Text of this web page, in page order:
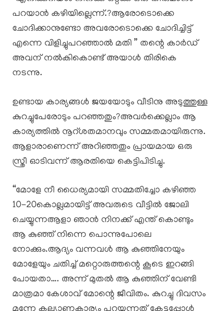
പറയാൻ കഴിയില്ലെന്ന്.?ആരോടൊക്കെ
ചോദിക്കാനുണ്ടോ അവരോടൊക്കെ ചോദിച്ചിട്ട്
എന്നെ വിളിച്ചുപറഞ്ഞാൽ മതി ” തന്റെ കാർഡ്
അവന് നൽകികൊണ്ട് അയാൾ തിരികെ
നടന്നു.
ഉണ്ടായ കാര്യങ്ങൾ ജയയോടും വീടിനു അടുത്തുള്ള
കുറച്ചുപേരോടും പറഞ്ഞതും?അവർക്കെല്ലാം ആ
കാര്യത്തിൽ നൂറ്ശതമാനവും സമ്മതമായിരുന്നു.
ആളാരാണെന്ന് അറിഞ്ഞതും പ്രായമായ ഒരു
സ്ത്രീ ഓടിവന്ന് ആരതിയെ കെട്ടിപിടിച്ചു.
“മോളേ നീ ധൈര്യമായി സമ്മതിച്ചോ കഴിഞ്ഞ
10-20കൊല്ലമായിട്ട് അവരുടെ വീട്ടിൽ ജോലി
ചെയ്യുന്നആളാ ഞാൻ നിനക്ക് എന്ത് കൊണ്ടും
ആ കുഞ്ഞ് നിന്നെ പൊന്നുപോലെ
നോക്കും.ആദ്യം വന്നവൾ ആ കുഞ്ഞിനേയും
മോളേയും ചതിച്ച് മറ്റൊരുത്തന്റെ കൂടെ ഇറങ്ങി
പോയതാ…. അന്ന് മുതൽ ആ കുഞ്ഞിന് വേണ്ടി
മാത്രമാ കേശാവ് മോന്റെ ജീവിതം. കുറച്ചു ദിവസം